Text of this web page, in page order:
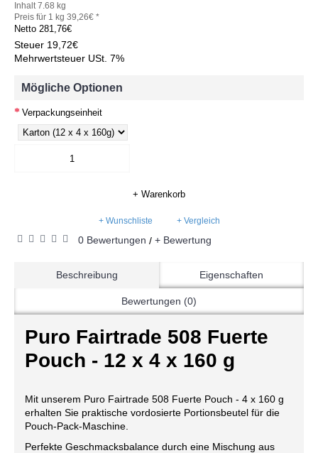
Inhalt 7.68 kg
Preis für 1 kg 39,26€ *
Netto 281,76€
Steuer 19,72€
Mehrwertsteuer USt. 7%
Mögliche Optionen
Verpackungseinheit
+ Warenkorb
+ Wunschliste + Vergleich
0 Bewertungen / + Bewertung
Beschreibung Eigenschaften
Bewertungen (0)
Puro Fairtrade 508 Fuerte
Pouch - 12 x 4 x 160 g
Mit unserem Puro Fairtrade 508 Fuerte Pouch - 4 x 160 g
erhalten Sie praktische vordosierte Portionsbeutel für die
Pouch-Pack-Maschine.
Perfekte Geschmacksbalance durch eine Mischung aus